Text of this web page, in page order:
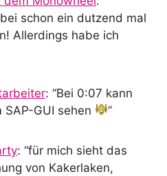
schon ein dutzend mal
Allerdings habe ich
: “Bei 0:07 kann
GUI sehen
”
: “für mich sieht das
von Kakerlaken,